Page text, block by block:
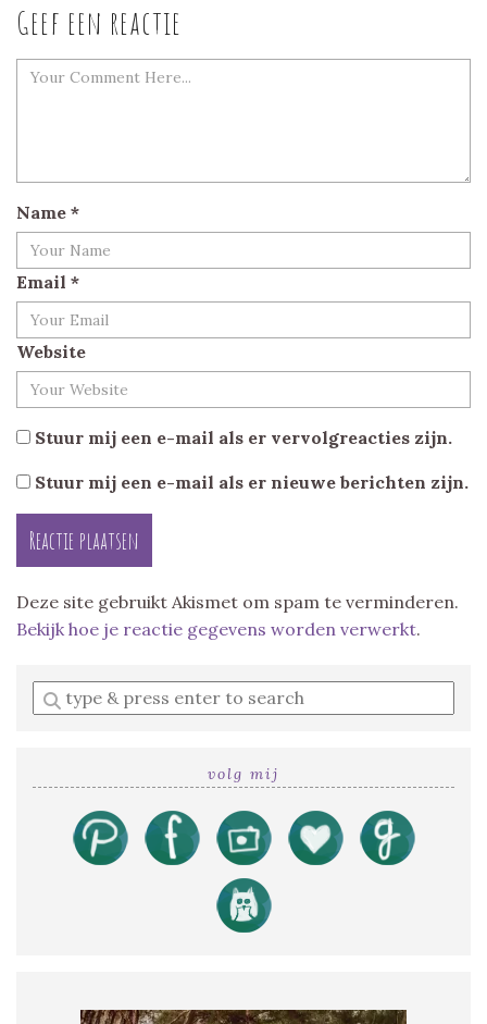
Geef een reactie
Name *
Email *
Website
Stuur mij een e-mail als er vervolgreacties zijn.
Stuur mij een e-mail als er nieuwe berichten zijn.
Deze site gebruikt Akismet om spam te verminderen.
Bekijk hoe je reactie gegevens worden verwerkt.
Enter
a
volg mij